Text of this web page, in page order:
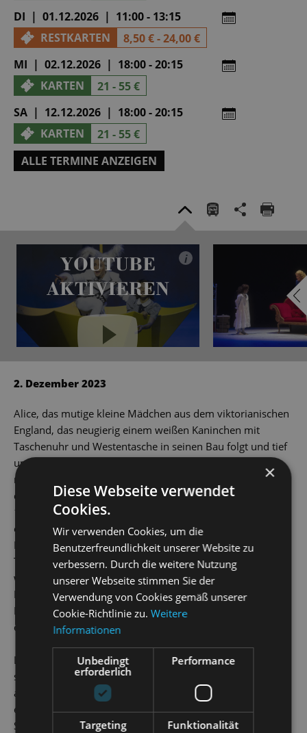
DI | 01.12.2026 | 11:00 - 13:15
RESTKARTEN
8,50 € - 24,00 €
MI | 02.12.2026 | 18:00 - 20:15
KARTEN
21 - 55 €
SA | 12.12.2026 | 18:00 - 20:15
KARTEN
21 - 55 €
ALLE TERMINE ANZEIGEN
YOUTUBE
AKTIVIEREN
i
2. Dezember 2023
Alice, das mutige kleine Mädchen aus dem viktorianischen
England, das neugierig einem weißen Kaninchen mit
Taschenuhr und Westentasche in seinen Bau folgt und tief
unter die Erde gefallen mal winzig klein und mal
riesengroß allerlei paradoxe Abenteuer besteht, zählt zu
den meistgeliebten Kinderbuchheldinnen aller Zeiten. Seit
1865, als Lewis Carrolls Klassiker
erstmals in Buchform erschien, beschäftigen ihre bizarren
Erlebnisse imWunderlandund Jenseits des Spiegels– so der
Titel des zweiten Alice-Buchs – die Fantasie von Kindern
wie Erwachsenen. Dabei erfindet jede Generation ihre
Begegnungen mit der Grinsekatze, dem verrückten
Hutmacher, der Herzkönigin und den vielen anderen auf
einzigartige Weise neu.
Lassen Sie sich von Ballettdirektor Radek Stopka und
seinem fantasievollen Tanzmärchen für die ganze Familie
auf den Spuren heißgeliebter Figuren ins Wunderland
entführen! Die Musik dazu liefert der Dresdner Komponist
Sven Helbig: Sinnlich kraftvolle Akkordfolgen wirken
×
Diese Webseite verwendet
Cookies.
Wir verwenden Cookies, um die
Benutzerfreundlichkeit unserer Website zu
verbessern. Durch die weitere Nutzung
unserer Webseite stimmen Sie der
Verwendung von Cookies gemäß unserer
Cookie-Richtlinie zu.Weitere
Informationen
Unbedingt
erforderlich
Performance
Targeting Funktionalität